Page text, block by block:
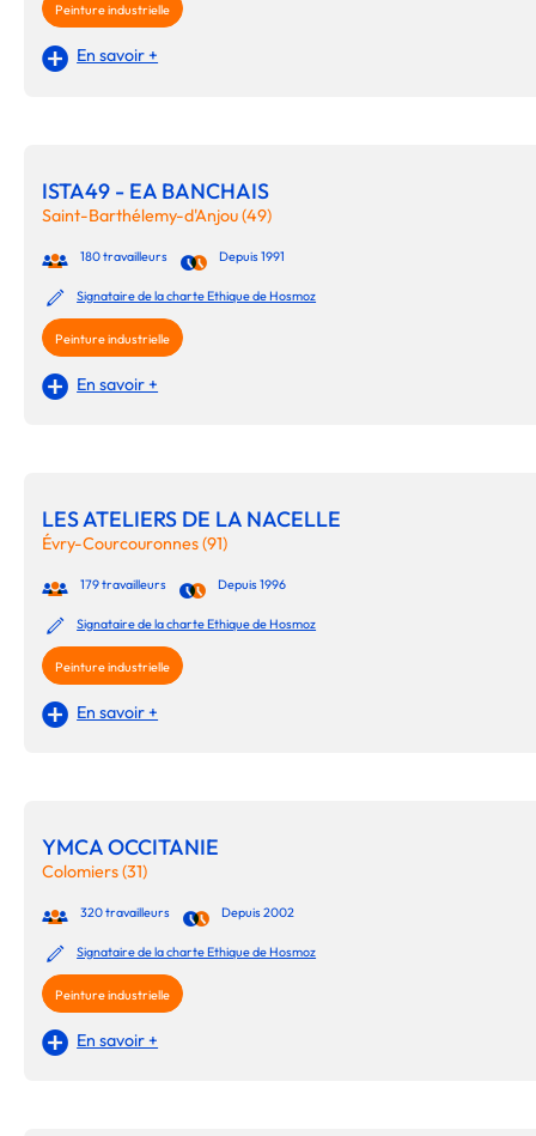
Peinture industrielle
En savoir +
ISTA49 - EA BANCHAIS
Saint-Barthélemy-d'Anjou (49)
180 travailleurs Depuis 1991
Signataire de la charte Ethique de Hosmoz
Peinture industrielle
En savoir +
LES ATELIERS DE LA NACELLE
Évry-Courcouronnes (91)
179 travailleurs Depuis 1996
Signataire de la charte Ethique de Hosmoz
Peinture industrielle
En savoir +
YMCA OCCITANIE
Colomiers (31)
320 travailleurs Depuis 2002
Signataire de la charte Ethique de Hosmoz
Peinture industrielle
En savoir +